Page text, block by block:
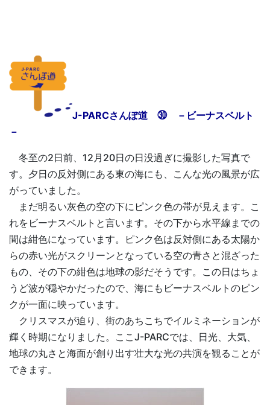
J-PARCさんぽ道 ㉚ －ビーナスベルト
－
冬至の2日前、12月20日の日没過ぎに撮影した写真で
す。夕日の反対側にある東の海にも、こんな光の風景が広
がっていました。
まだ明るい灰色の空の下にピンク色の帯が見えます。こ
れをビーナスベルトと言います。その下から水平線までの
間は紺色になっています。ピンク色は反対側にある太陽か
らの赤い光がスクリーンとなっている空の青さと混ざった
もの、その下の紺色は地球の影だそうです。この日はちょ
うど波が穏やかだったので、海にもビーナスベルトのピン
クが一面に映っています。
クリスマスが迫り、街のあちこちでイルミネーションが
輝く時期になりました。ここJ-PARCでは、日光、大気、
地球の丸さと海面が創り出す壮大な光の共演を観ることが
できます。